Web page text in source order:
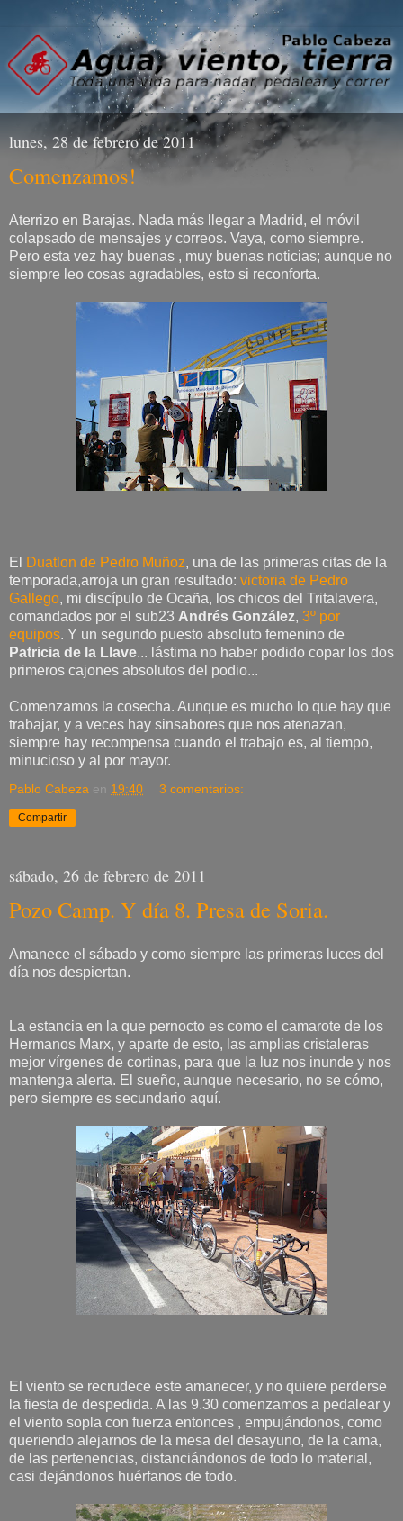
lunes, 28 de febrero de 2011
Comenzamos!
Aterrizo en Barajas. Nada más llegar a Madrid, el móvil
colapsado de mensajes y correos. Vaya, como siempre.
Pero esta vez hay buenas , muy buenas noticias; aunque no
siempre leo cosas agradables, esto si reconforta.
El Duatlon de Pedro Muñoz, una de las primeras citas de la
temporada,arroja un gran resultado: victoria de Pedro
Gallego, mi discípulo de Ocaña, los chicos del Tritalavera,
comandados por el sub23 Andrés González, 3º por
equipos. Y un segundo puesto absoluto femenino de
Patricia de la Llave... lástima no haber podido copar los dos
primeros cajones absolutos del podio...
Comenzamos la cosecha. Aunque es mucho lo que hay que
trabajar, y a veces hay sinsabores que nos atenazan,
siempre hay recompensa cuando el trabajo es, al tiempo,
minucioso y al por mayor.
Pablo Cabeza en 19:40 3 comentarios:
Compartir
sábado, 26 de febrero de 2011
Pozo Camp. Y día 8. Presa de Soria.
Amanece el sábado y como siempre las primeras luces del
día nos despiertan.
La estancia en la que pernocto es como el camarote de los
Hermanos Marx, y aparte de esto, las amplias cristaleras
mejor vírgenes de cortinas, para que la luz nos inunde y nos
mantenga alerta. El sueño, aunque necesario, no se cómo,
pero siempre es secundario aquí.
El viento se recrudece este amanecer, y no quiere perderse
la fiesta de despedida. A las 9.30 comenzamos a pedalear y
el viento sopla con fuerza entonces , empujándonos, como
queriendo alejarnos de la mesa del desayuno, de la cama,
de las pertenencias, distanciándonos de todo lo material,
casi dejándonos huérfanos de todo.